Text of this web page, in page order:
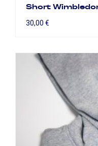
Short
30,00 €